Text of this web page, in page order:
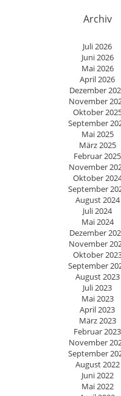
Archiv
Juli 2026
Juni 2026
Mai 2026
April 2026
Dezember
November
Oktober
September
Mai 2025
März 2025
Februar 2025
November
Oktober
September
August 2024
Juli 2024
Mai 2024
Dezember
November
Oktober
September
August 2023
Juli 2023
Mai 2023
April 2023
März 2023
Februar 2023
November
September
August 2022
Juni 2022
Mai 2022